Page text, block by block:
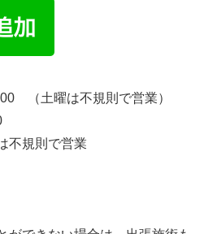
（土曜は不規則で営業）
不規則で営業